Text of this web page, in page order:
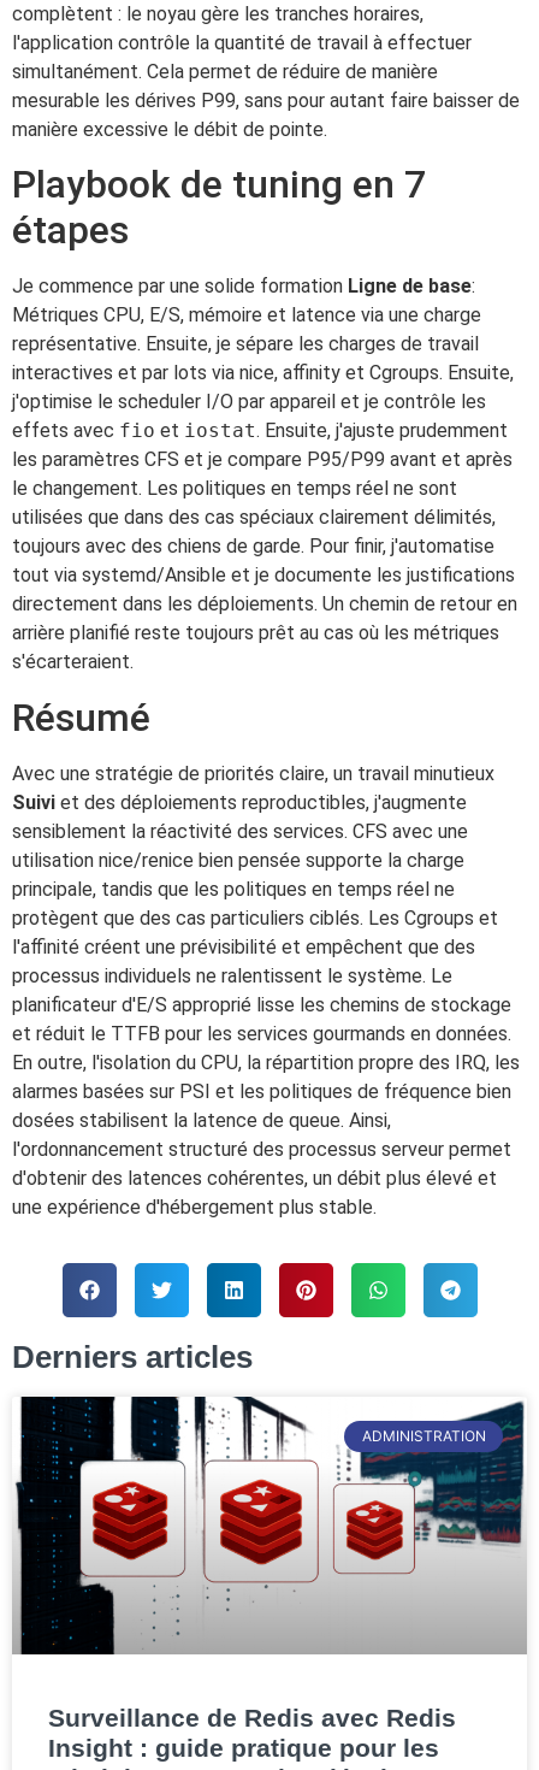
complètent : le noyau gère les tranches horaires,
l'application contrôle la quantité de travail à effectuer
simultanément. Cela permet de réduire de manière
mesurable les dérives P99, sans pour autant faire baisser de
manière excessive le débit de pointe.
Playbook de tuning en 7
étapes
Je commence par une solide formation Ligne de base:
Métriques CPU, E/S, mémoire et latence via une charge
représentative. Ensuite, je sépare les charges de travail
interactives et par lots via nice, affinity et Cgroups. Ensuite,
j'optimise le scheduler I/O par appareil et je contrôle les
effets avec fio et iostat. Ensuite, j'ajuste prudemment
les paramètres CFS et je compare P95/P99 avant et après
le changement. Les politiques en temps réel ne sont
utilisées que dans des cas spéciaux clairement délimités,
toujours avec des chiens de garde. Pour finir, j'automatise
tout via systemd/Ansible et je documente les justifications
directement dans les déploiements. Un chemin de retour en
arrière planifié reste toujours prêt au cas où les métriques
s'écarteraient.
Résumé
Avec une stratégie de priorités claire, un travail minutieux
Suivi et des déploiements reproductibles, j'augmente
sensiblement la réactivité des services. CFS avec une
utilisation nice/renice bien pensée supporte la charge
principale, tandis que les politiques en temps réel ne
protègent que des cas particuliers ciblés. Les Cgroups et
l'affinité créent une prévisibilité et empêchent que des
processus individuels ne ralentissent le système. Le
planificateur d'E/S approprié lisse les chemins de stockage
et réduit le TTFB pour les services gourmands en données.
En outre, l'isolation du CPU, la répartition propre des IRQ, les
alarmes basées sur PSI et les politiques de fréquence bien
dosées stabilisent la latence de queue. Ainsi,
l'ordonnancement structuré des processus serveur permet
d'obtenir des latences cohérentes, un débit plus élevé et
une expérience d'hébergement plus stable.
Derniers articles
ADMINISTRATION
Surveillance de Redis avec Redis
Insight : guide pratique pour les